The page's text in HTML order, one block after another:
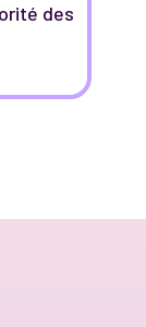
des